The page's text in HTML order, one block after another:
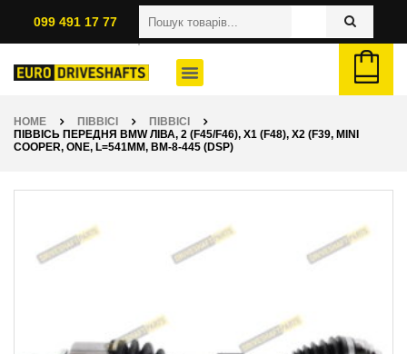
099 491 17 77
HOME ПІВВІСІ
ПІВВІСІ
ПІВВІСЬ ПЕРЕДНЯ BMW ЛІВА, 2 (F45/F46), X1 (F48), X2 (F39, MINI
COOPER, ONE, L=541ММ, BM-8-445 (DSP)